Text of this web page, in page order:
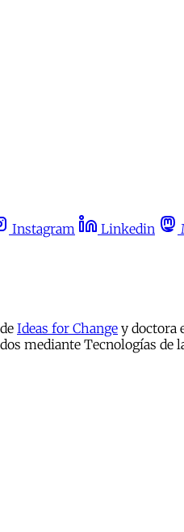
Instagram Linkedin
Ideas for Change y doctora
mediante Tecnologías